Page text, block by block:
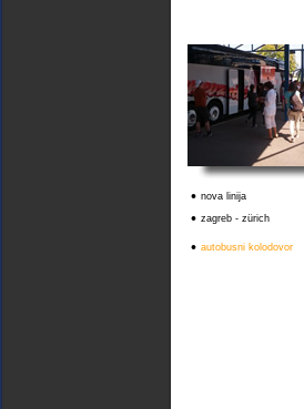
• nova linija
• zagreb - zürich
• autobusni kolodovor